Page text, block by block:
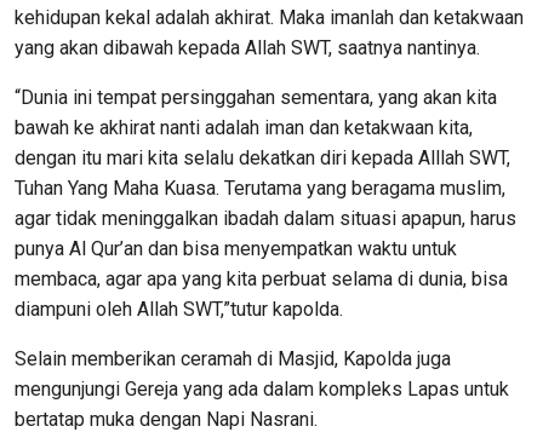
kehidupan kekal adalah akhirat. Maka imanlah dan ketakwaan
yang akan dibawah kepada Allah SWT, saatnya nantinya.
“Dunia ini tempat persinggahan sementara, yang akan kita
bawah ke akhirat nanti adalah iman dan ketakwaan kita,
dengan itu mari kita selalu dekatkan diri kepada Alllah SWT,
Tuhan Yang Maha Kuasa. Terutama yang beragama muslim,
agar tidak meninggalkan ibadah dalam situasi apapun, harus
punya Al Qur’an dan bisa menyempatkan waktu untuk
membaca, agar apa yang kita perbuat selama di dunia, bisa
diampuni oleh Allah SWT,”tutur kapolda.
Selain memberikan ceramah di Masjid, Kapolda juga
mengunjungi Gereja yang ada dalam kompleks Lapas untuk
bertatap muka dengan Napi Nasrani.